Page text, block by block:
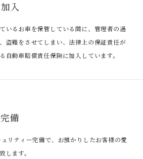
入
いるお車を保管している間に、管理者の過
盗難をさせてしまい、法律上の保証責任が
自動車賠償責任保険に加入しています。
備
リティー完備で、お預かりしたお客様の愛
します。